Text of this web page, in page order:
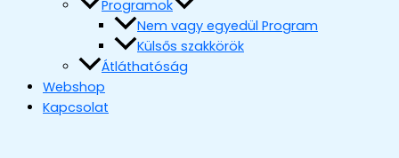
Programok
Nem vagy egyedül Program
Külsős szakkörök
Átláthatóság
Webshop
Kapcsolat